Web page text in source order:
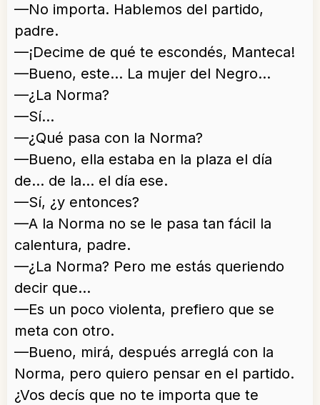
—No importa. Hablemos del partido,
padre.
—¡Decime de qué te escondés, Manteca!
—Bueno, este… La mujer del Negro…
—¿La Norma?
—Sí…
—¿Qué pasa con la Norma?
—Bueno, ella estaba en la plaza el día
de… de la… el día ese.
—Sí, ¿y entonces?
—A la Norma no se le pasa tan fácil la
calentura, padre.
—¿La Norma? Pero me estás queriendo
decir que…
—Es un poco violenta, prefiero que se
meta con otro.
—Bueno, mirá, después arreglá con la
Norma, pero quiero pensar en el partido.
¿Vos decís que no te importa que te